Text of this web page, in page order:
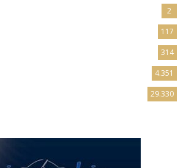
2
117
314
4.351
29.330